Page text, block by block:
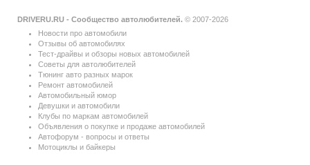
DRIVERU.RU - Сообщество автолюбителей. © 2007-2026
Новости про автомобили
Отзывы об автомобилях
Тест-драйвы и обзоры новых автомобилей
Советы для автолюбителей
Тюнинг авто разных марок
Ремонт автомобилей
Автомобильный юмор
Девушки и автомобили
Клубы по маркам автомобилей
Объявления о покупке и продаже автомобилей
Автофорум - вопросы и ответы
Мотоциклы и байкеры